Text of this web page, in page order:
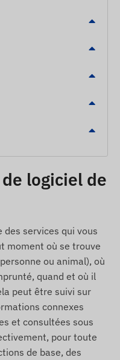
l’appareil
aux systèmes de
au réseau GSM/4G
s’effectue via
la transmission
logiciel de
des services qui vous
moment où se trouve
ou animal), où
quand et où il
peut être suivi sur
connexes
et consultées sous
pour toute
de base, des